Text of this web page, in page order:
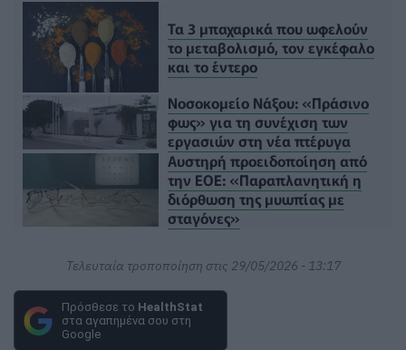
Τα 3 μπαχαρικά που ωφελούν
το μεταβολισμό, τον εγκέφαλο
και το έντερο
Νοσοκομείο Νάξου: «Πράσινο
φως» για τη συνέχιση των
εργασιών στη νέα πτέρυγα
Αυστηρή προειδοποίηση από
την ΕΟΕ: «Παραπλανητική η
διόρθωση της μυωπίας με
σταγόνες»
Τελευταία τροποποίηση στις 29/05/2026 - 13:17
Πρόσθεσε το HealthStat
στα αγαπημένα σου στη
Google